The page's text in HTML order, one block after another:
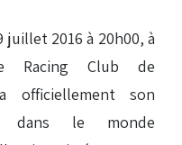
juillet 2016 à 20h00, à
Racing Club de
officiellement son
dans le monde